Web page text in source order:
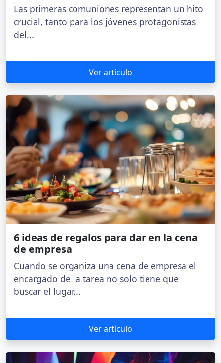
Las primeras comuniones representan un hito
crucial, tanto para los jóvenes protagonistas
del...
Ver artículo
6 ideas de regalos para dar en la cena
de empresa
Cuando se organiza una cena de empresa el
encargado de la tarea no solo tiene que
buscar el lugar...
Ver artículo